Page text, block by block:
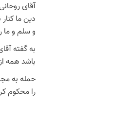
آقای
دین ما
و سلم و ما
به گفته
باشد همه
حمله به
را محکوم